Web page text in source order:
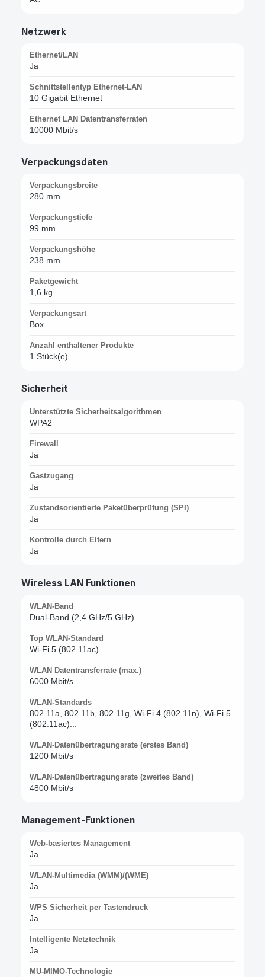
Netzwerk
Ethernet/LAN
Ja
Schnittstellentyp Ethernet-LAN
10 Gigabit Ethernet
Ethernet LAN Datentransferraten
10000 Mbit/s
Verpackungsdaten
Verpackungsbreite
280 mm
Verpackungstiefe
99 mm
Verpackungshöhe
238 mm
Paketgewicht
1,6 kg
Verpackungsart
Box
Anzahl enthaltener Produkte
1 Stück(e)
Sicherheit
Unterstützte Sicherheitsalgorithmen
WPA2
Firewall
Ja
Gastzugang
Ja
Zustandsorientierte Paketüberprüfung (SPI)
Ja
Kontrolle durch Eltern
Ja
Wireless LAN Funktionen
WLAN-Band
Dual-Band (2,4 GHz/5 GHz)
Top WLAN-Standard
Wi-Fi 5 (802.11ac)
WLAN Datentransferrate (max.)
6000 Mbit/s
WLAN-Standards
802.11a, 802.11b, 802.11g, Wi-Fi 4 (802.11n), Wi-Fi 5
(802.11ac)...
WLAN-Datenübertragungsrate (erstes Band)
1200 Mbit/s
WLAN-Datenübertragungsrate (zweites Band)
4800 Mbit/s
Management-Funktionen
Web-basiertes Management
Ja
WLAN-Multimedia (WMM)/(WME)
Ja
WPS Sicherheit per Tastendruck
Ja
Intelligente Netztechnik
Ja
MU-MIMO-Technologie